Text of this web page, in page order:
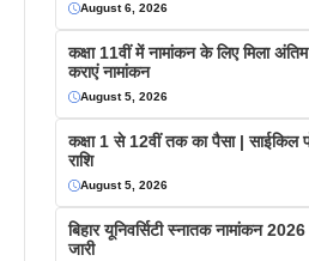
August 6, 2026
कक्षा 11वीं में नामांकन के लिए मिला
कराएं नामांकन
August 5, 2026
कक्षा 1 से 12वीं तक का पैसा | साईकिल
राशि
August 5, 2026
बिहार यूनिवर्सिटी स्नातक नामांकन
जारी